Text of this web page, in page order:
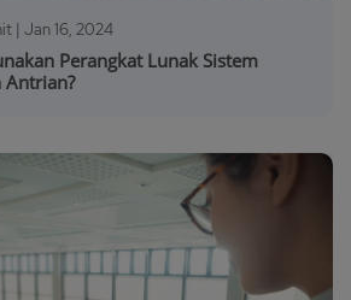
| Jan 16, 2024
Perangkat Lunak Sistem
Antrian?